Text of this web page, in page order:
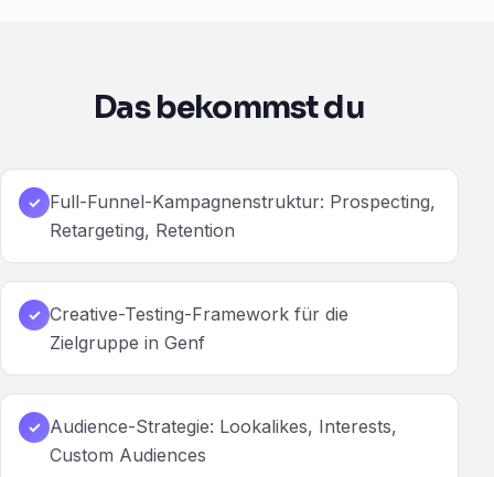
Das bekommst du
✓ Full-Funnel-Kampagnenstruktur: Prospecting,
Retargeting, Retention
✓ Creative-Testing-Framework für die
Zielgruppe in Genf
✓ Audience-Strategie: Lookalikes, Interests,
Custom Audiences